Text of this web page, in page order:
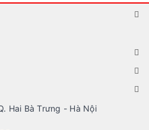
Hai Bà Trưng - Hà Nội